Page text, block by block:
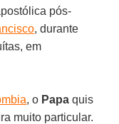
pós-
, durante
em
, o Papa quis
muito particular.